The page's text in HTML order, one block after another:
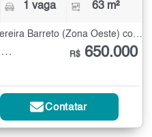
1 vaga 63 m²
Apartamento à Venda na Vila Pereira Barreto (Zona Oeste) com 3 quartos - 63 m²
Vila Pereira Barreto (Zona Oeste) R$ 650.000
Contatar